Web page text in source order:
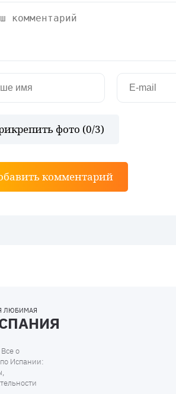
фото (0/3)
комментарий
ЛЮБИМАЯ
о
Испании: